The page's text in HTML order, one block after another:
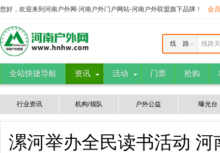
您好，欢迎来到河南户外网-河南户外门户网站-河南户外联盟旗下品牌！ 会
线路
线 路
全站快捷导航 资讯 活动 门票 抢购
行业资讯 机构/领队 户外公益 曝光台
漯河举办全民读书活动